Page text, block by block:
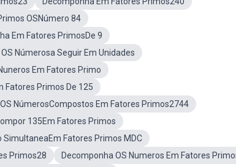
OSNúmero 84
Em Fatores PrimosDe 9
Númerosa Seguir Em Unidades
Em Fatores Primo
Fatores Primos De 125
NúmerosCompostos Em Fatores Primos2744
135Em Fatores Primos
SimultaneaEm Fatores Primos MDC
Primos28
Decomponha OS Numeros Em Fatores